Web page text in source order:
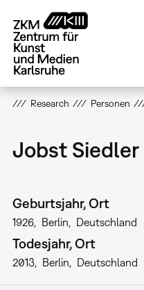
zum
Inhalt
Research Personen
Jobst Siedler
Geburtsjahr, Ort
1926 Berlin Deutschland
Todesjahr, Ort
2013 Berlin Deutschland